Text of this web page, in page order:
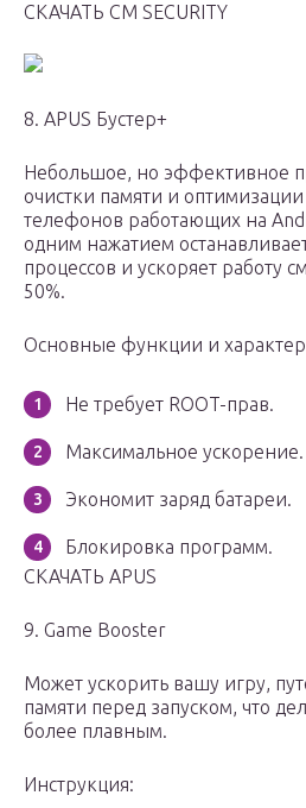
СКАЧАТЬ CM SECURITY
8. APUS Бустер+
Небольшое, но эффективное
очистки памяти и
телефонов работающих на
одним нажатием
процессов и ускоряет работу
50%.
Основные функции и
Не требует ROOT-прав.
Максимальное ускорение.
Экономит заряд батареи.
Блокировка программ.
СКАЧАТЬ APUS
9. Game Booster
Может ускорить вашу игру,
памяти перед запуском, что
более плавным.
Инструкция: